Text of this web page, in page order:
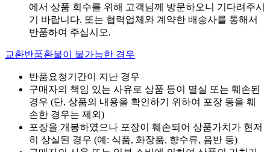
에서 상품 회수를 위해 고객님께 방문하오니 기다려주시
기 바랍니다. 또는 협력업체와 계약한 배송사를 통해서
반품하여 주십시오.
교환반품환불이 불가능한 경우
반품요청기간이 지난 경우
구매자의 책임 있는 사유로 상품 등이 멸실 또는 훼손된
경우 (단, 상품의 내용을 확인하기 위하여 포장 등을 훼
손한 경우는 제외)
포장을 개봉하였으나 포장이 훼손되어 상품가치가 현저
히 상실된 경우 (예: 식품, 화장품, 향수류, 음반 등)